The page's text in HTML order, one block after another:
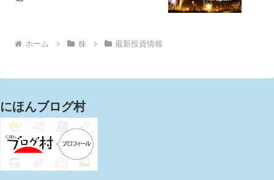
ホーム 株 最新投資情報
にほんブログ村